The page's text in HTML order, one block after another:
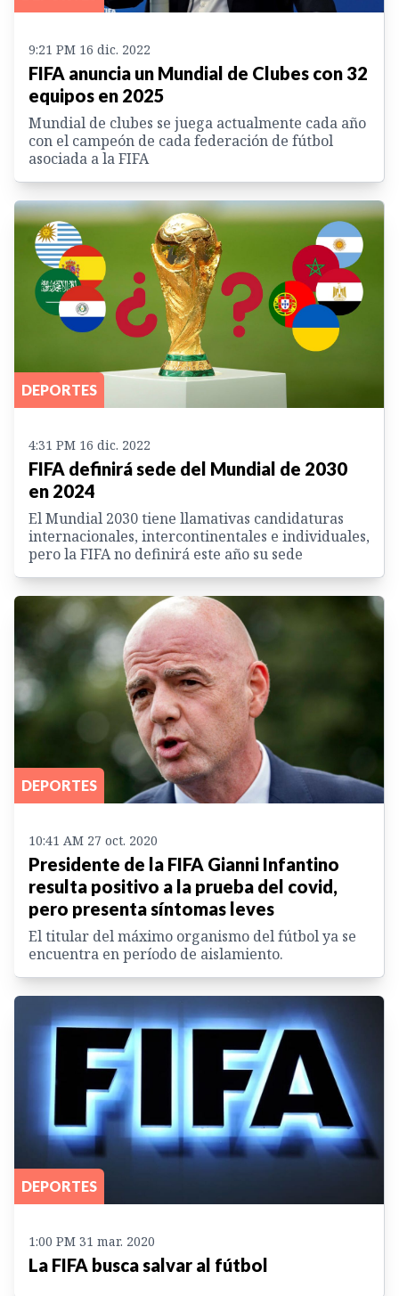
9:21 PM 16 dic. 2022
FIFA anuncia un Mundial de Clubes con 32
equipos en 2025
Mundial de clubes se juega actualmente cada año
con el campeón de cada federación de fútbol
asociada a la FIFA
DEPORTES
4:31 PM 16 dic. 2022
FIFA definirá sede del Mundial de 2030
en 2024
El Mundial 2030 tiene llamativas candidaturas
internacionales, intercontinentales e individuales,
pero la FIFA no definirá este año su sede
DEPORTES
10:41 AM 27 oct. 2020
Presidente de la FIFA Gianni Infantino
resulta positivo a la prueba del covid,
pero presenta síntomas leves
El titular del máximo organismo del fútbol ya se
encuentra en período de aislamiento.
DEPORTES
1:00 PM 31 mar. 2020
La FIFA busca salvar al fútbol